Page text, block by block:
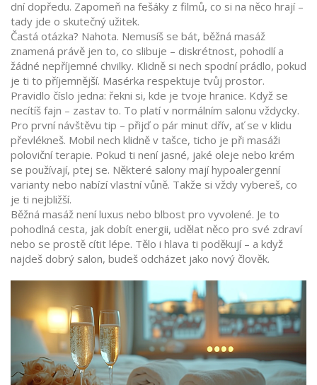
dní dopředu. Zapomeň na fešáky z filmů, co si na něco hrají –
tady jde o skutečný užitek.
Častá otázka? Nahota. Nemusíš se bát, běžná masáž
znamená právě jen to, co slibuje – diskrétnost, pohodlí a
žádné nepříjemné chvilky. Klidně si nech spodní prádlo, pokud
je ti to příjemnější. Masérka respektuje tvůj prostor.
Pravidlo číslo jedna: řekni si, kde je tvoje hranice. Když se
necítíš fajn – zastav to. To platí v normálním salonu vždycky.
Pro první návštěvu tip – přijď o pár minut dřív, ať se v klidu
převlékneš. Mobil nech klidně v tašce, ticho je při masáži
poloviční terapie. Pokud ti není jasné, jaké oleje nebo krém
se používají, ptej se. Některé salony mají hypoalergenní
varianty nebo nabízí vlastní vůně. Takže si vždy vybereš, co
je ti nejbližší.
Běžná masáž není luxus nebo blbost pro vyvolené. Je to
pohodlná cesta, jak dobít energii, udělat něco pro své zdraví
nebo se prostě cítit lépe. Tělo i hlava ti poděkují – a když
najdeš dobrý salon, budeš odcházet jako nový člověk.